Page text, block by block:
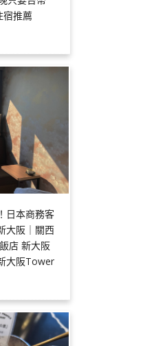
宿推薦
日本商務客
大阪｜關西
店 新大阪
大阪Tower